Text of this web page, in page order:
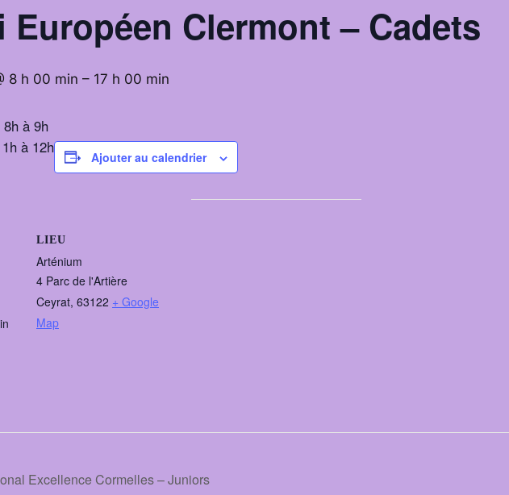
Européen Clermont – Cadets
8 h 00 min – 17 h 00 min
8h à 9h
à 12h
Ajouter au calendrier
LIEU
Arténium
4 Parc de l'Artière
Ceyrat, 63122 + Google
Map
Excellence Cormelles – Juniors